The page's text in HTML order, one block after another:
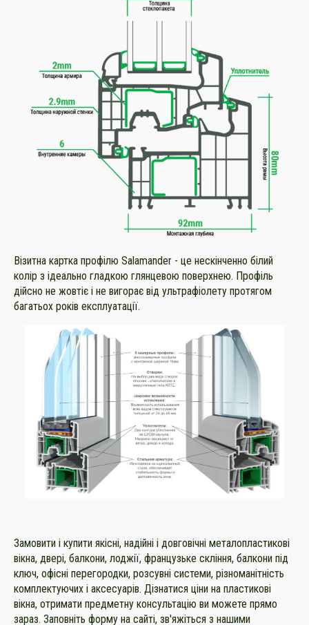
Візитна картка профілю Salamander - це нескінченно білий
колір з ідеально гладкою глянцевою поверхнею. Профіль
дійсно не жовтіє і не вигорає від ультрафіолету протягом
багатьох років експлуатації.
Замовити і купити якісні, надійні і довговічні металопластикові
вікна, двері, балкони, лоджії, французьке скління, балкони під
ключ, офісні перегородки, розсувні системи, різноманітність
комплектуючих і аксесуарів. Дізнатися ціни на пластикові
вікна, отримати предметну консультацію ви можете прямо
зараз. Заповніть форму на сайті, зв'яжіться з нашими